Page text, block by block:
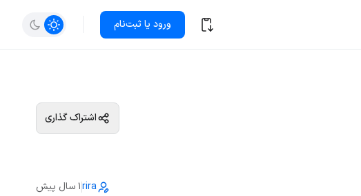
ورود یا ثبت‌نام
اشتراک گذاری
rira1 سال پیش